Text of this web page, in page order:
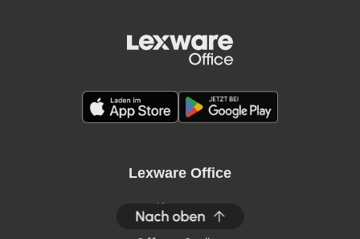
Lexware Office
Karriere
Nach oben